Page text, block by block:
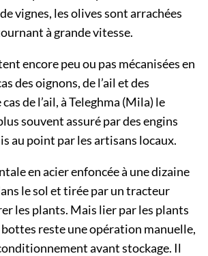
vignes, les olives sont arrachées
à grande vitesse.
encore peu ou pas mécanisées en
des oignons, de l’ail et des
de l’ail, à Teleghma (Mila) le
souvent assuré par des engins
au point par les artisans locaux.
en acier enfoncée à une dizaine
le sol et tirée par un tracteur
les plants. Mais lier par les plants
reste une opération manuelle,
avant stockage. Il